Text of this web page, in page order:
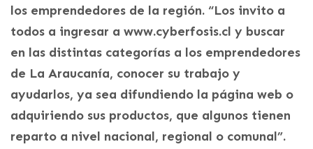
los emprendedores de la región. “Los invito a
todos a ingresar a www.cyberfosis.cl y buscar
en las distintas categorías a los emprendedores
de La Araucanía, conocer su trabajo y
ayudarlos, ya sea difundiendo la página web o
adquiriendo sus productos, que algunos tienen
reparto a nivel nacional, regional o comunal”.